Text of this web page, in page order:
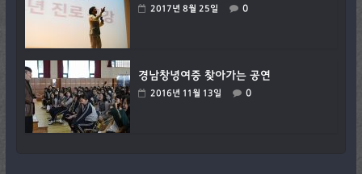
2017년 8월 25일 0
경남창녕여중 찾아가는 공연
2016년 11월 13일 0